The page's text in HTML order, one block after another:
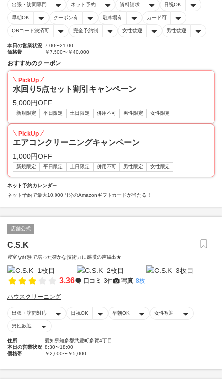
出張・訪問専門 ネット予約 資料請求 日祝OK
早朝OK クーポン有 駐車場有 カード可
QRコード決済可 完全予約制 女性歓迎 男性歓迎
本日の営業状況 7:00〜21:00
価格帯
￥7,500〜￥40,000
おすすめのクーポン
PickUp
水回り5点セット割引キャンペーン
5,000円OFF
新規限定 平日限定 土日限定 併用不可 男性限定 女性限定
PickUp
エアコンクリーニングキャンペーン
1,000円OFF
新規限定 平日限定 土日限定 併用不可 男性限定 女性限定
ネット予約カレンダー
ネット予約で最大10,000円分のAmazonギフトカードが当たる！
店舗公式
C.S.K
豊富な経験で培った確かな技術力に感嘆の声続出★
3.36 口コミ 3件 写真 8枚
ハウスクリーニング
出張・訪問対応 日祝OK 早朝OK 女性歓迎
男性歓迎
住所
愛知県知多郡武豊町多賀4丁目
本日の営業状況 8:30〜18:00
価格帯
￥2,000〜￥5,000